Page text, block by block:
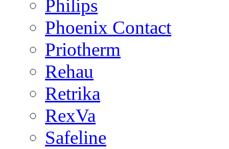
Philips
Phoenix Contact
Priotherm
Rehau
Retrika
RexVa
Safeline